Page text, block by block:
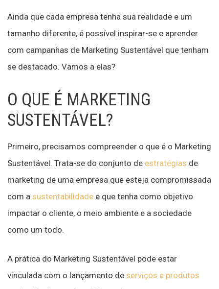
Ainda que cada empresa tenha sua realidade e um
tamanho diferente, é possível inspirar-se e aprender
com campanhas de Marketing Sustentável que tenham
se destacado. Vamos a elas?
O QUE É MARKETING
SUSTENTÁVEL?
Primeiro, precisamos compreender o que é o Marketing
Sustentável. Trata-se do conjunto de estratégias de
marketing de uma empresa que esteja compromissada
com a sustentabilidade e que tenha como objetivo
impactar o cliente, o meio ambiente e a sociedade
como um todo.
A prática do Marketing Sustentável pode estar
vinculada com o lançamento de serviços e produtos